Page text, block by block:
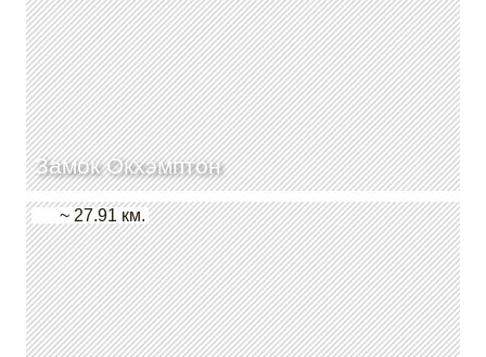
Замок Окхэмптон
~ 27.91 км.